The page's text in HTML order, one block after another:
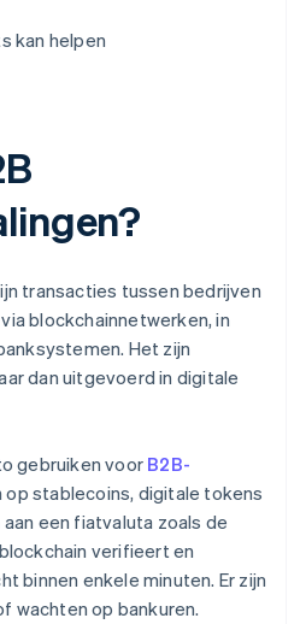
kan helpen
transacties tussen bedrijven
blockchainnetwerken, in
Het zijn
dan uitgevoerd in digitale
gebruiken voor B2B-
stablecoins, digitale tokens
een fiatvaluta zoals de
verifieert en
binnen enkele minuten. Er zijn
wachten op bankuren.